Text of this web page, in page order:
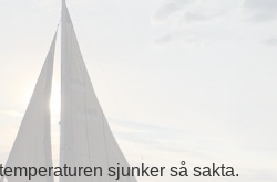
sjunker så sakta.